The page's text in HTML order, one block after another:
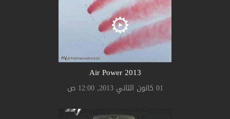
Air Power 2013
01 كانون الثاني 2013, 12:00 ص